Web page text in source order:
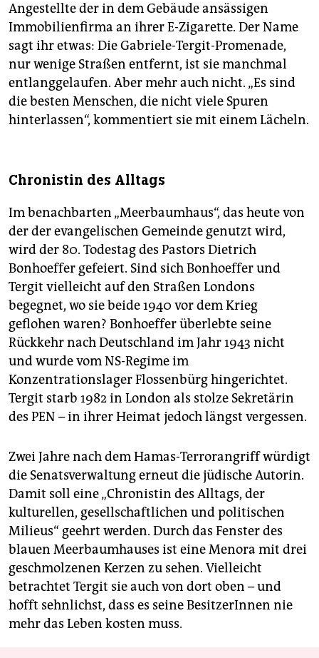
Angestellte der in dem Gebäude ansässigen
Immobilienfirma an ihrer E-Zigarette. Der Name
sagt ihr etwas: Die Gabriele-Tergit-Promenade,
nur wenige Straßen entfernt, ist sie manchmal
entlanggelaufen. Aber mehr auch nicht. „Es sind
die besten Menschen, die nicht viele Spuren
hinterlassen“, kommentiert sie mit einem Lächeln.
Chronistin des Alltags
Im benachbarten „Meerbaumhaus“, das heute von
der der evangelischen Gemeinde genutzt wird,
wird der 80. Todestag des Pastors Dietrich
Bonhoeffer gefeiert. Sind sich Bonhoeffer und
Tergit vielleicht auf den Straßen Londons
begegnet, wo sie beide 1940 vor dem Krieg
geflohen waren? Bonhoeffer überlebte seine
Rückkehr nach Deutschland im Jahr 1943 nicht
und wurde vom NS-Regime im
Konzentrationslager Flossenbürg hingerichtet.
Tergit starb 1982 in London als stolze Sekretärin
des PEN – in ihrer Heimat jedoch längst vergessen.
Zwei Jahre nach dem Hamas-Terrorangriff würdigt
die Senatsverwaltung erneut die jüdische Autorin.
Damit soll eine „Chronistin des Alltags, der
kulturellen, gesellschaftlichen und politischen
Milieus“ geehrt werden. Durch das Fenster des
blauen Meerbaumhauses ist eine Menora mit drei
geschmolzenen Kerzen zu sehen. Vielleicht
betrachtet Tergit sie auch von dort oben – und
hofft sehnlichst, dass es seine BesitzerInnen nie
mehr das Leben kosten muss.